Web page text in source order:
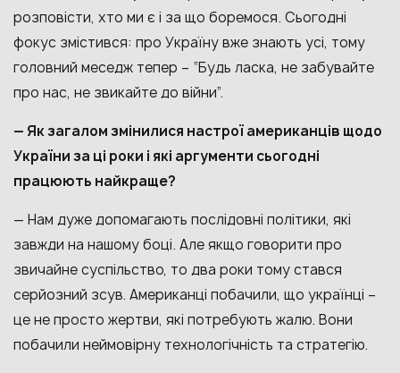
розповісти, хто ми є і за що боремося. Сьогодні
фокус змістився: про Україну вже знають усі, тому
головний меседж тепер – “Будь ласка, не забувайте
про нас, не звикайте до війни”.
— Як загалом змінилися настрої американців щодо
України за ці роки і які аргументи сьогодні
працюють найкраще?
— Нам дуже допомагають послідовні політики, які
завжди на нашому боці. Але якщо говорити про
звичайне суспільство, то два роки тому стався
серйозний зсув. Американці побачили, що українці –
це не просто жертви, які потребують жалю. Вони
побачили неймовірну технологічність та стратегію.